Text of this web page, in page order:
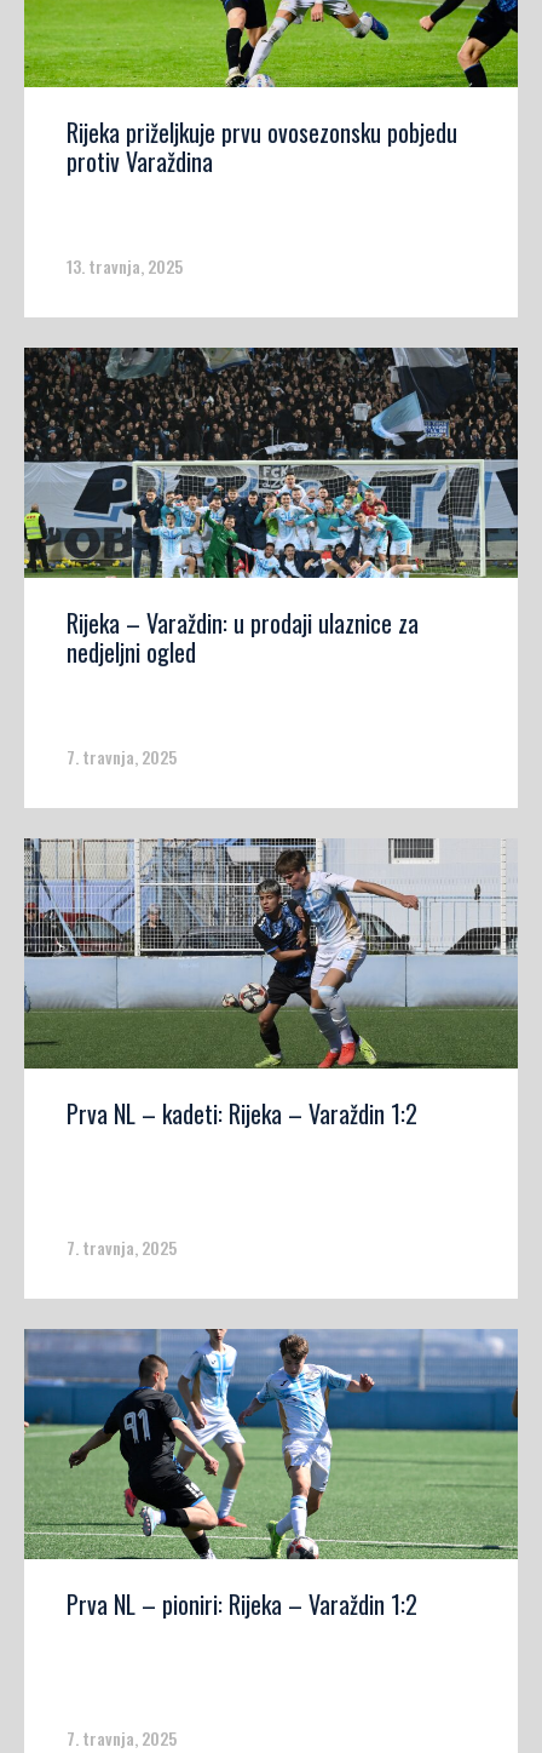
Rijeka priželjkuje prvu ovosezonsku pobjedu
protiv Varaždina
13. travnja, 2025
Rijeka – Varaždin: u prodaji ulaznice za
nedjeljni ogled
7. travnja, 2025
Prva NL – kadeti: Rijeka – Varaždin 1:2
7. travnja, 2025
Prva NL – pioniri: Rijeka – Varaždin 1:2
7. travnja, 2025